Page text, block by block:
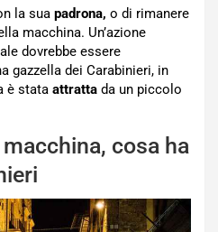
la sua padrona, o di rimanere
macchina. Un’azione
dovrebbe essere
gazzella dei Carabinieri, in
è stata attratta da un piccolo
cosa ha